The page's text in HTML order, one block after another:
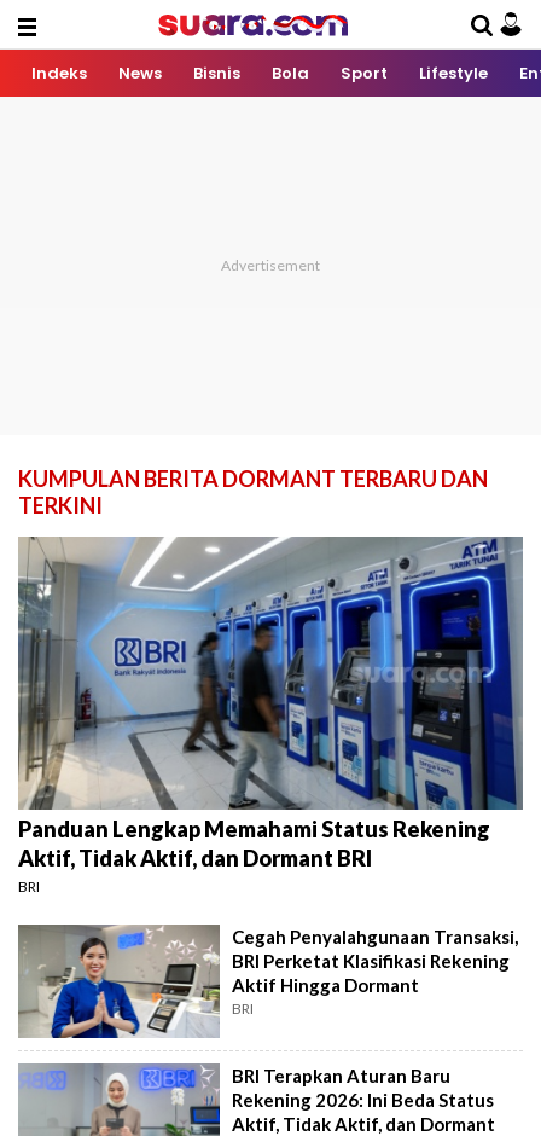
Indeks News Bisnis Bola Sport Lifestyle
KUMPULAN BERITA DORMANT TERBARU DAN
TERKINI
Panduan Lengkap Memahami Status Rekening
Aktif, Tidak Aktif, dan Dormant BRI
BRI
Cegah Penyalahgunaan Transaksi,
BRI Perketat Klasifikasi Rekening
Aktif Hingga Dormant
BRI
BRI Terapkan Aturan Baru
Rekening 2026: Ini Beda Status
Aktif, Tidak Aktif, dan Dormant